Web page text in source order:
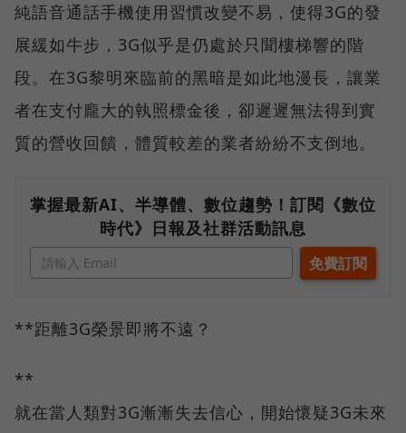
純語音通話手機使用習慣改變不易，使得3G的發
展緩如牛步，3G似乎是仍處於只聞樓梯響的階
段。在3G黎明來臨前的黑暗是如此地漫長，讓業
者在支付龐大的執照標金後，卻遲遲無法得到實
質的營收回饋，體質較差的業者紛紛不支倒地。
掌握最新AI、半導體、數位趨勢！訂閱《數位
時代》日報及社群活動訊息
**距離3G榮景即將不遠？
**
就在當人類對3G漸漸失去信心，開始懷疑3G未來